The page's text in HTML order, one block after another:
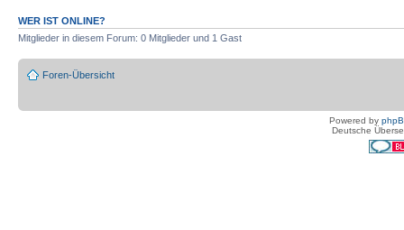
WER IST ONLINE?
Mitglieder in diesem Forum: 0 Mitglieder und 1 Gast
Foren-Übersicht
Powered by
Deutsche